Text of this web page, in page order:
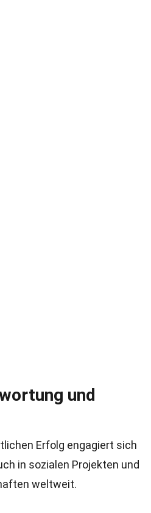
und
Erfolg engagiert sich
in sozialen Projekten und
weltweit.